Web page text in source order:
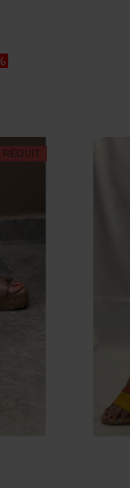
RÉDUIT